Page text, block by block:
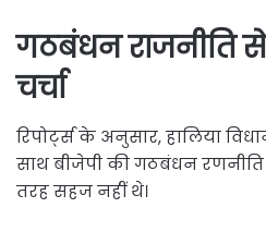
गठबंधन राजनीति
चर्चा
रिपोर्ट्स के अनुसार, हालिया
साथ बीजेपी की गठबंधन
तरह सहज नहीं थे।